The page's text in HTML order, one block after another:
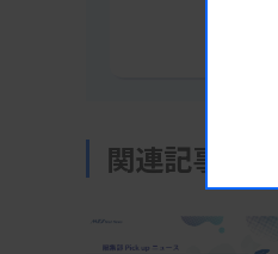
関連記事